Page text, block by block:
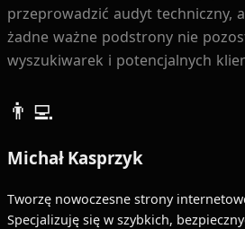
przeprowadzić audyt techniczny,
żadne ważne podstrony nie
wyszukiwarek i potencjalnych
👨‍💻
Michał Kasprzyk
Tworzę nowoczesne strony
Specjalizuję się w szybkich,